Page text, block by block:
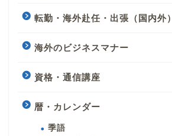
転勤・海外赴任・出張（国内外）
海外のビジネスマナー
資格・通信講座
暦・カレンダー
季語